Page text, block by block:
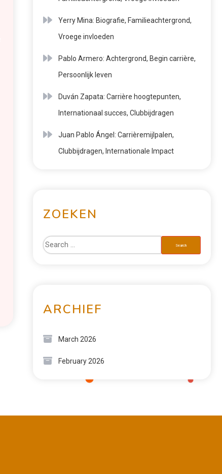
Yerry Mina: Biografie, Familieachtergrond,
Vroege invloeden
Pablo Armero: Achtergrond, Begin carrière,
Persoonlijk leven
Duván Zapata: Carrière hoogtepunten,
Internationaal succes, Clubbijdragen
Juan Pablo Ángel: Carrièremijlpalen,
Clubbijdragen, Internationale Impact
ZOEKEN
ARCHIEF
March 2026
February 2026